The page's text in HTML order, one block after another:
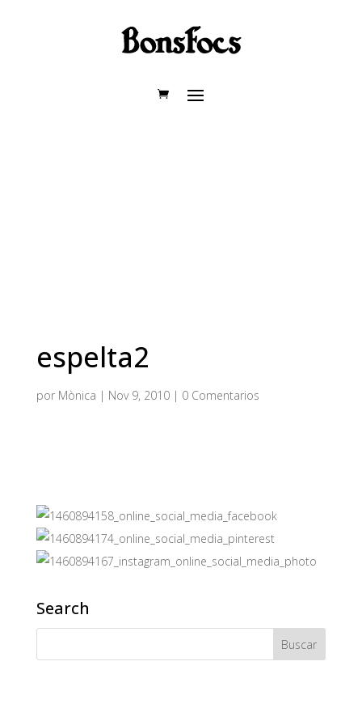
espelta2
por Mònica | Nov 9, 2010| 0 Comentarios
Search